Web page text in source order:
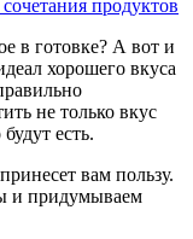
в готовке? А вот и
хорошего вкуса
не только вкус
есть.
вам пользу.
и придумываем